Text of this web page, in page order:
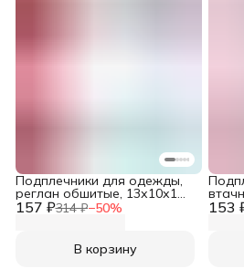
157 ₽314 ₽−50%
Подплечники для одежды,
реглан обшитые, 13х10х1
см, 1 пара, белый
В корзину
153
см, 1